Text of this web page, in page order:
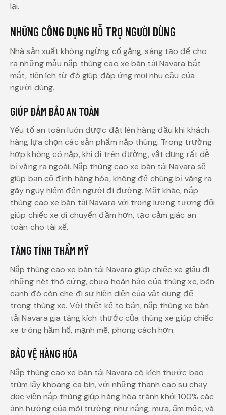
lại.
NHỮNG CÔNG DỤNG HỖ TRỢ NGƯỜI DÙNG
Nhà sản xuất không ngừng cố gắng, sáng tạo để cho
ra những mẫu nắp thùng cao xe bán tải Navara bắt
mắt, tiện ích từ đó giúp đáp ứng mọi nhu cầu của
người dùng.
GIÚP ĐẢM BẢO AN TOÀN
Yếu tố an toàn luôn được đặt lên hàng đầu khi khách
hàng lựa chọn các sản phẩm nắp thùng. Trong trường
hợp không có nắp, khi đi trên đường, vật dụng rất dễ
bị văng ra ngoài. Nắp thùng cao xe bán tải Navara sẽ
giúp bạn cố định hàng hóa, không để chúng bị văng ra
gây nguy hiểm đến người đi đường. Mặt khác, nắp
thùng cao xe bán tải Navara với trọng lượng tương đối
giúp chiếc xe di chuyển đầm hơn, tạo cảm giác an
toàn cho tài xế.
TĂNG TÍNH THẨM MỸ
Nắp thùng cao xe bán tải Navara giúp chiếc xe giấu đi
những nét thô cứng, chưa hoàn hảo của thùng xe, bên
cạnh đó còn che đi sự hiện diện của vật dụng để
trong thùng xe. Với thiết kế to bản, nắp thùng xe bán
tải Navara gia tăng kích thước của thùng xe giúp chiếc
xe trông hầm hố, mạnh mẽ, phong cách hơn.
BẢO VỆ HÀNG HÓA
Nắp thùng cao xe bán tải Navara có kích thước bao
trùm lấy khoang ca bin, với những thanh cao su chạy
dọc viền nắp thùng giúp hàng hóa tránh khỏi 100% các
ảnh hưởng của môi trường như nắng, mưa, ẩm mốc, và